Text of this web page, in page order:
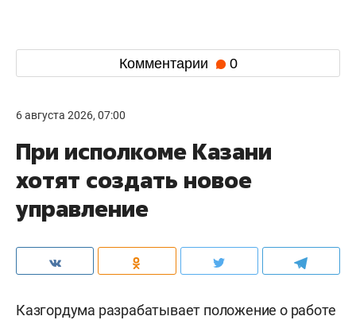
Комментарии 0
6 августа 2026, 07:00
При исполкоме Казани
хотят создать новое
управление
Казгордума разрабатывает положение о работе